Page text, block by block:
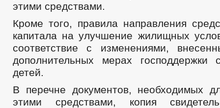
этими средствами.
Кроме того, правила направления
капитала на улучшение жилищных
соответствие с изменениями,
дополнительных мерах
детей.
В перечне документов, необходимых
этими средствами, копия